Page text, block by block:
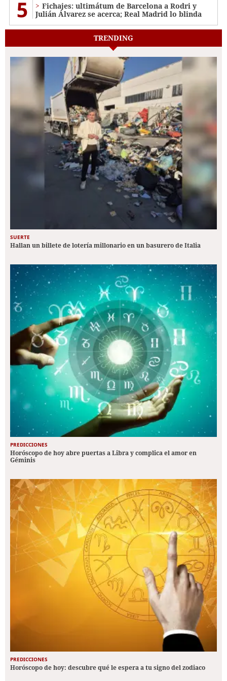
5
Fichajes: ultimátum de Barcelona a Rodri y
Julián Álvarez se acerca; Real Madrid lo blinda
TRENDING
SUERTE
Hallan un billete de lotería millonario en un basurero de Italia
PREDICCIONES
Horóscopo de hoy abre puertas a Libra y complica el amor en
Géminis
PREDICCIONES
Horóscopo de hoy: descubre qué le espera a tu signo del zodiaco